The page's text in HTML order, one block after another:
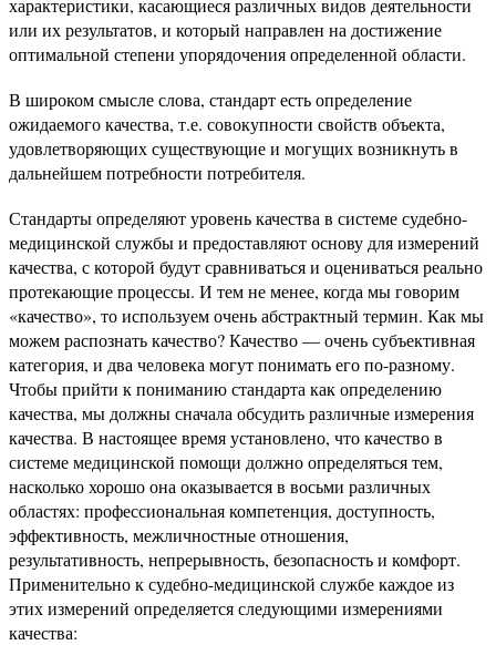
характеристики, касающиеся различных видов деятельности
или их результатов, и который направлен на достижение
оптимальной степени упорядочения определенной области.
В широком смысле слова, стандарт есть определение
ожидаемого качества, т.е. совокупности свойств объекта,
удовлетворяющих существующие и могущих возникнуть в
дальнейшем потребности потребителя.
Стандарты определяют уровень качества в системе судебно-
медицинской службы и предоставляют основу для измерений
качества, с которой будут сравниваться и оцениваться реально
протекающие процессы. И тем не менее, когда мы говорим
«качество», то используем очень абстрактный термин. Как мы
можем распознать качество? Качество — очень субъективная
категория, и два человека могут понимать его по-разному.
Чтобы прийти к пониманию стандарта как определению
качества, мы должны сначала обсудить различные измерения
качества. В настоящее время установлено, что качество в
системе медицинской помощи должно определяться тем,
насколько хорошо она оказывается в восьми различных
областях: профессиональная компетенция, доступность,
эффективность, межличностные отношения,
результативность, непрерывность, безопасность и комфорт.
Применительно к судебно-медицинской службе каждое из
этих измерений определяется следующими измерениями
качества: